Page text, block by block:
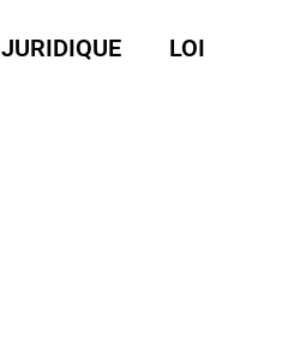
JURIDIQUE LOI